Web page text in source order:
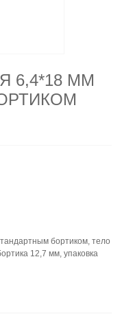
6,4*18 ММ
бортиком, тело
12,7 мм, упаковка